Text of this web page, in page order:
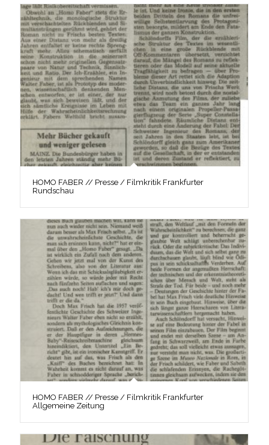
HOMO FABER // Presse / Filmkritik Frankfurter
Rundschau
HOMO FABER // Presse / Filmkritik Frankfurter
Allgemeine Zeitung